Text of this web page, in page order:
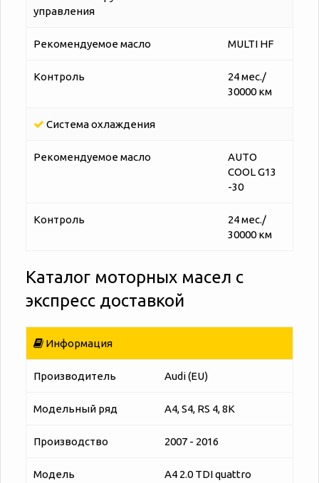
управления
Рекомендуемое масло MULTI HF
Контроль
24 мес./
30000 км
Система охлаждения
Рекомендуемое масло
AUTO
COOL G13
-30
Контроль
24 мес./
30000 км
Каталог моторных масел с
экспресс доставкой
Информация
Производитель Audi (EU)
Модельный ряд A4, S4, RS 4, 8K
Производство 2007 - 2016
Модель A4 2.0 TDI quattro